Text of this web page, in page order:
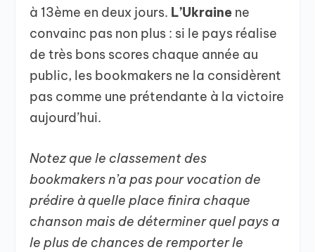
à 13ème en deux jours. L’Ukraine ne
convainc pas non plus : si le pays réalise
de très bons scores chaque année au
public, les bookmakers ne la considèrent
pas comme une prétendante à la victoire
aujourd’hui.
Notez que le classement des
bookmakers n’a pas pour vocation de
prédire à quelle place finira chaque
chanson mais de déterminer quel pays a
le plus de chances de remporter le